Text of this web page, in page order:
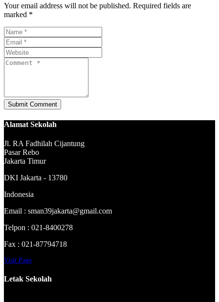
Your email address will not be published. Required fields are
marked *
Alamat Sekolah
Jl. RA Fadhilah Cijantung
Pasar Rebo
Jakarta Timur
DKI Jakarta - 13780
Indonesia
Email : sman39jakarta@gmail.com
Telpon : 021-8400278
Fax : 021-87794718
Visit Page
Letak Sekolah